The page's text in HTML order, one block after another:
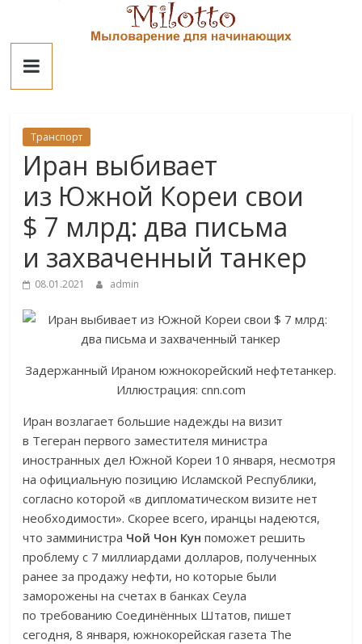
contentМилотто
Транспорт
Иран выбивает
из Южной Кореи свои
$ 7 млрд: два письма
и захваченный танкер
08.01.2021 admin
Задержанный Ираном южнокорейский нефтетанкер.
Иллюстрация: cnn.com
Иран возлагает большие надежды на визит
в Тегеран первого заместителя министра
иностранных дел Южной Кореи 10 января, несмотря
на официальную позицию Исламской Республики,
согласно которой «в дипломатическом визите нет
необходимости». Скорее всего, иранцы надеются,
что замминистра Чой Чон Кун поможет решить
проблему с 7 миллиардами долларов, полученных
ранее за продажу нефти, но которые были
заморожены на счетах в банках Сеула
по требованию Соединённых Штатов, пишет
сегодня, 8 января, южнокорейская газета The